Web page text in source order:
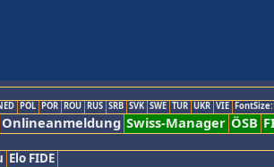
POL POR ROU RUS SRB SVK SWE TUR UKR VIE
Onlineanmeldung Swiss-Manager ÖSB
Elo FIDE